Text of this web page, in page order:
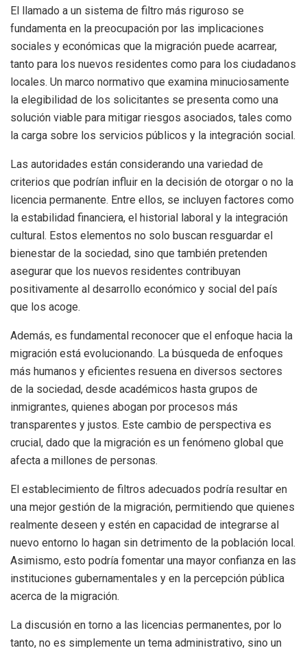
El llamado a un sistema de filtro más riguroso se
fundamenta en la preocupación por las implicaciones
sociales y económicas que la migración puede acarrear,
tanto para los nuevos residentes como para los ciudadanos
locales. Un marco normativo que examina minuciosamente
la elegibilidad de los solicitantes se presenta como una
solución viable para mitigar riesgos asociados, tales como
la carga sobre los servicios públicos y la integración social.
Las autoridades están considerando una variedad de
criterios que podrían influir en la decisión de otorgar o no la
licencia permanente. Entre ellos, se incluyen factores como
la estabilidad financiera, el historial laboral y la integración
cultural. Estos elementos no solo buscan resguardar el
bienestar de la sociedad, sino que también pretenden
asegurar que los nuevos residentes contribuyan
positivamente al desarrollo económico y social del país
que los acoge.
Además, es fundamental reconocer que el enfoque hacia la
migración está evolucionando. La búsqueda de enfoques
más humanos y eficientes resuena en diversos sectores
de la sociedad, desde académicos hasta grupos de
inmigrantes, quienes abogan por procesos más
transparentes y justos. Este cambio de perspectiva es
crucial, dado que la migración es un fenómeno global que
afecta a millones de personas.
El establecimiento de filtros adecuados podría resultar en
una mejor gestión de la migración, permitiendo que quienes
realmente deseen y estén en capacidad de integrarse al
nuevo entorno lo hagan sin detrimento de la población local.
Asimismo, esto podría fomentar una mayor confianza en las
instituciones gubernamentales y en la percepción pública
acerca de la migración.
La discusión en torno a las licencias permanentes, por lo
tanto, no es simplemente un tema administrativo, sino un